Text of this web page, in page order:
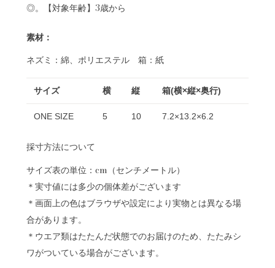
◎。【対象年齢】3歳から
素材：
ネズミ：綿、ポリエステル 箱：紙
サイズ 横 縦 箱(横×縦×奥行)
ONE SIZE 5 10 7.2×13.2×6.2
採寸方法について
サイズ表の単位：cm（センチメートル）
＊実寸値には多少の個体差がございます
＊画面上の色はブラウザや設定により実物とは異なる場
合があります。
＊ウエア類はたたんだ状態でのお届けのため、たたみシ
ワがついている場合がございます。